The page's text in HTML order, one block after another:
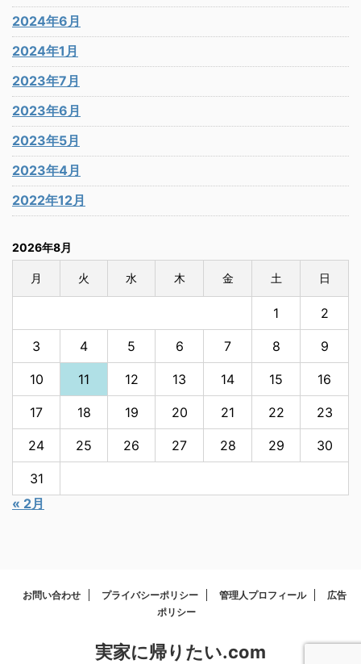
2024年6月
2024年1月
2023年7月
2023年6月
2023年5月
2023年4月
2022年12月
2026年8月
月 火 水 木 金 土 日
1 2
3 4 5 6 7 8 9
10 11 12 13 14 15 16
17 18 19 20 21 22 23
24 25 26 27 28 29 30
31
« 2月
お問い合わせ プライバシーポリシー 管理人プロフィール
広告
ポリシー
実家に帰りたい.com